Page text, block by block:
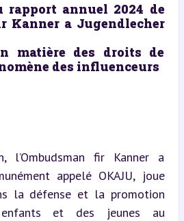
rapport annuel 2024 de
Kanner a Jugendlecher
matière des droits de
des influenceurs
l’Ombudsman fir Kanner a
appelé OKAJU, joue
la défense et la promotion
et des jeunes au